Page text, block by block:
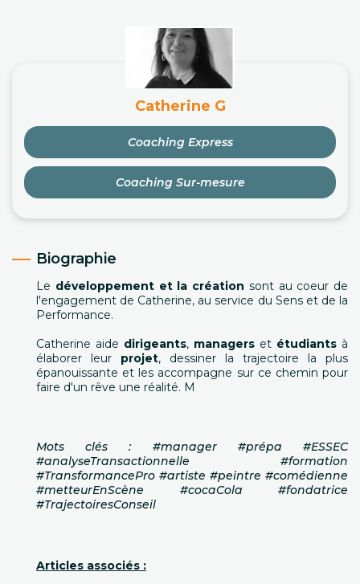
Catherine G
Coaching Express
Coaching Sur-mesure
Biographie
Le développement et la création sont au coeur de
l'engagement de Catherine, au service du Sens et de la
Performance.
Catherine aide dirigeants, managers et étudiants à
élaborer leur projet, dessiner la trajectoire la plus
épanouissante et les accompagne sur ce chemin pour
faire d'un rêve une réalité. M
Mots clés : #manager #prépa #ESSEC
#analyseTransactionnelle #formation
#TransformancePro #artiste #peintre #comédienne
#metteurEnScène #cocaCola #fondatrice
#TrajectoiresConseil
Articles associés :